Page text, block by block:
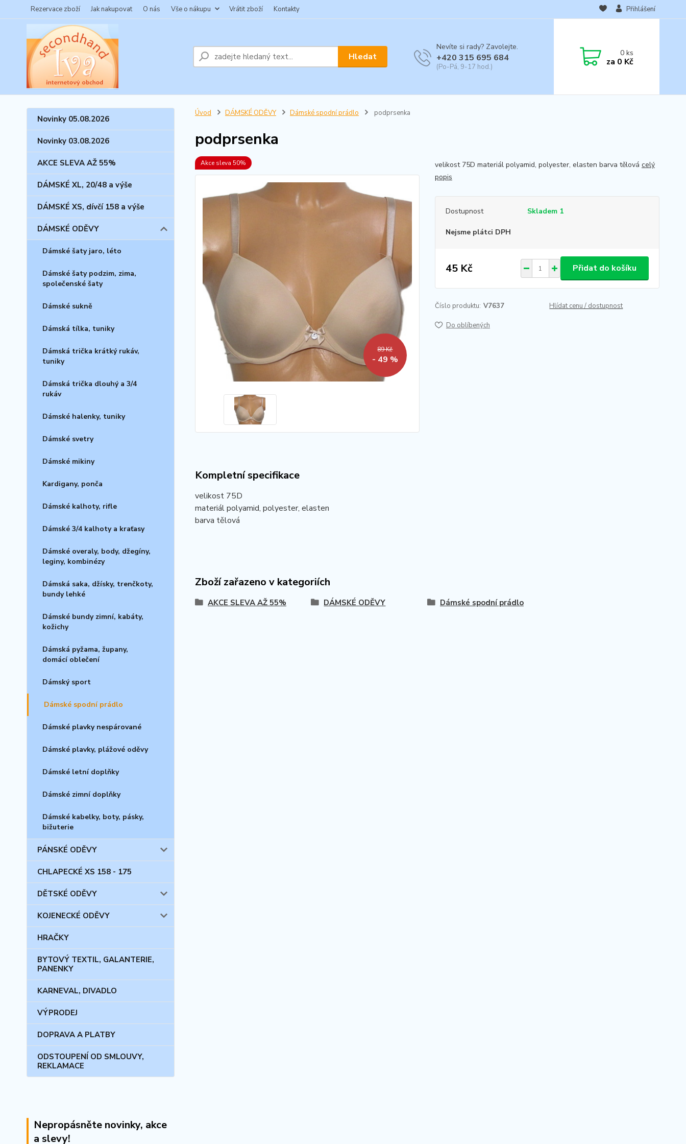
Rezervace zboží Jak nakupovat O nás Vše o nákupu Vrátit zboží Kontakty Přihlášení
Hledat
Nevíte si rady? Zavolejte.
+420 315 695 684
(Po-Pá, 9-17 hod.)
0ks
za 0 Kč
Novinky 05.08.2026
Novinky 03.08.2026
AKCE SLEVA AŽ 55%
DÁMSKÉ XL, 20/48 a výše
DÁMSKÉ XS, dívčí 158 a výše
DÁMSKÉ ODĚVY
Dámské šaty jaro, léto
Dámské šaty podzim, zima,
společenské šaty
Dámské sukně
Dámská tílka, tuniky
Dámská trička krátký rukáv,
tuniky
Dámská trička dlouhý a 3/4
rukáv
Dámské halenky, tuniky
Dámské svetry
Dámské mikiny
Kardigany, ponča
Dámské kalhoty, rifle
Dámské 3/4 kalhoty a kraťasy
Dámské overaly, body, džegíny,
leginy, kombinézy
Dámská saka, džísky, trenčkoty,
bundy lehké
Dámské bundy zimní, kabáty,
kožichy
Dámská pyžama, župany,
domácí oblečení
Dámský sport
Dámské spodní prádlo
Dámské plavky nespárované
Dámské plavky, plážové oděvy
Dámské letní doplňky
Dámské zimní doplňky
Dámské kabelky, boty, pásky,
bižuterie
PÁNSKÉ ODĚVY
CHLAPECKÉ XS 158 - 175
DĚTSKÉ ODĚVY
KOJENECKÉ ODĚVY
HRAČKY
BYTOVÝ TEXTIL, GALANTERIE,
PANENKY
KARNEVAL, DIVADLO
VÝPRODEJ
DOPRAVA A PLATBY
ODSTOUPENÍ OD SMLOUVY,
REKLAMACE
Nepropásněte novinky, akce
a slevy!
Úvod DÁMSKÉ ODĚVY Dámské spodní prádlo podprsenka
podprsenka
Akce sleva 50%
89 Kč
- 49 %
velikost 75D materiál polyamid, polyester, elasten barva tělová celý
popis
Dostupnost Skladem 1
Nejsme plátci DPH
45 Kč Přidat do košíku
Číslo produktu: V7637 Hlídat cenu / dostupnost
Do oblíbených
Kompletní specifikace
velikost 75D
materiál polyamid, polyester, elasten
barva tělová
Zboží zařazeno v kategoriích
AKCE SLEVA AŽ 55% DÁMSKÉ ODĚVY Dámské spodní prádlo